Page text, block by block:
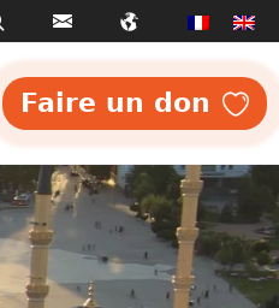
Faire un don